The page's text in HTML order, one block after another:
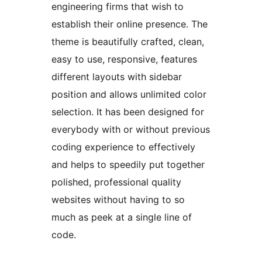
engineering firms that wish to
establish their online presence. The
theme is beautifully crafted, clean,
easy to use, responsive, features
different layouts with sidebar
position and allows unlimited color
selection. It has been designed for
everybody with or without previous
coding experience to effectively
and helps to speedily put together
polished, professional quality
websites without having to so
much as peek at a single line of
code.